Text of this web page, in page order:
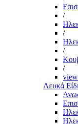
/
/
/
/
Λευκά